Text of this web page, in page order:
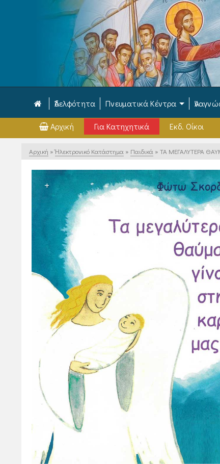
Ἀδελφότητα Πνευματικά Κέντρα
Αρχική Για Κατηχητικά Εκδ. Οίκοι
Αρχική » Ἠλεκτρονικό Κατάστημα » Παιδικά » ΤΑ ΜΕΓΑΛΥΤΕΡΑ